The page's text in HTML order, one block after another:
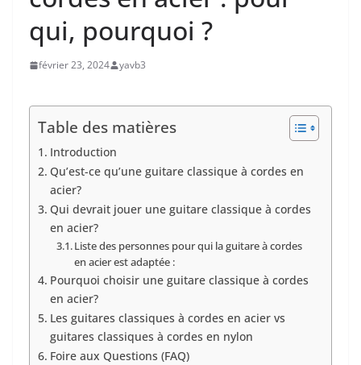
qui, pourquoi ?
février 23, 2024 yavb3
Table des matières
Introduction
Qu’est-ce⁤ qu’une guitare classique ‌à cordes en​
acier?
Qui devrait jouer une‍ guitare classique à cordes
en acier?
Liste des personnes pour qui la guitare‍ à cordes
en acier est⁤ adaptée :
Pourquoi choisir une guitare classique ⁣à cordes
⁤en acier?
Les guitares classiques à cordes en acier vs
guitares classiques à cordes en nylon
Foire aux Questions (FAQ)